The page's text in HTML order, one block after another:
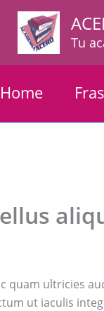
Tu
Home
quam ultricies
ut iaculis